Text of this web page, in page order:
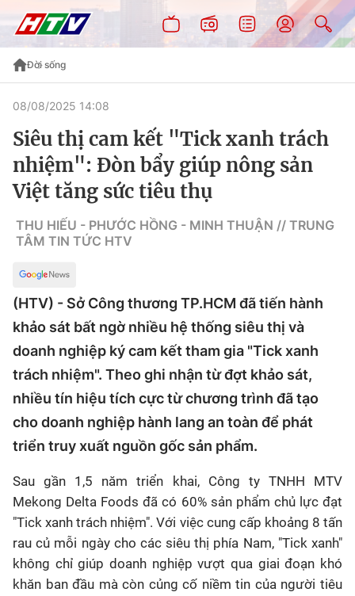
Đời sống
08/08/2025 14:08
Siêu thị cam kết "Tick xanh trách
nhiệm": Đòn bẩy giúp nông sản
Việt tăng sức tiêu thụ
THU HIẾU - PHƯỚC HỒNG - MINH THUẬN // TRUNG
TÂM TIN TỨC HTV
(HTV) - Sở Công thương TP.HCM đã tiến hành
khảo sát bất ngờ nhiều hệ thống siêu thị và
doanh nghiệp ký cam kết tham gia "Tick xanh
trách nhiệm". Theo ghi nhận từ đợt khảo sát,
nhiều tín hiệu tích cực từ chương trình đã tạo
cho doanh nghiệp hành lang an toàn để phát
triển truy xuất nguồn gốc sản phẩm.
Sau gần 1,5 năm triển khai, Công ty TNHH MTV
Mekong Delta Foods đã có 60% sản phẩm chủ lực đạt
"Tick xanh trách nhiệm". Với việc cung cấp khoảng 8 tấn
rau củ mỗi ngày cho các siêu thị phía Nam, "Tick xanh"
không chỉ giúp doanh nghiệp vượt qua giai đoạn khó
khăn ban đầu mà còn củng cố niềm tin của người tiêu